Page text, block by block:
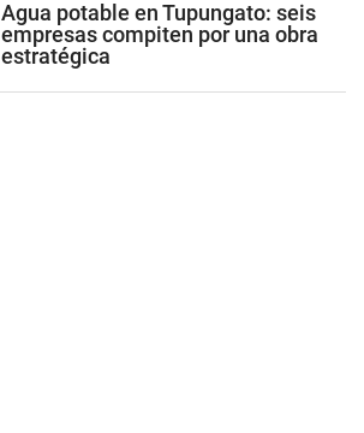
Agua potable en Tupungato: seis
empresas compiten por una obra
estratégica